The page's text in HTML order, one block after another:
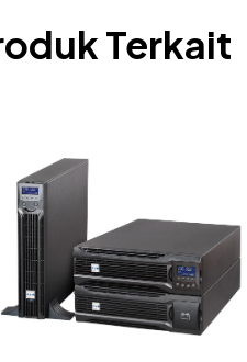
Terkait